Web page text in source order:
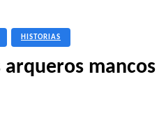
HISTORIAS
mancos